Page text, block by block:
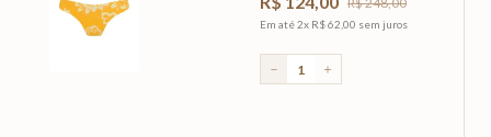
Em até2x R$62 00 sem juros
＋
－